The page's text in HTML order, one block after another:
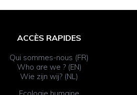
ACCÈS RAPIDES
Qui sommes-nous (FR)
Who are we ? (EN)
Wie zijn wij? (NL)